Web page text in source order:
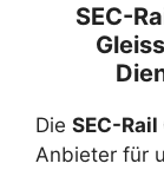
SEC-
Die SEC-Rail
Anbieter für